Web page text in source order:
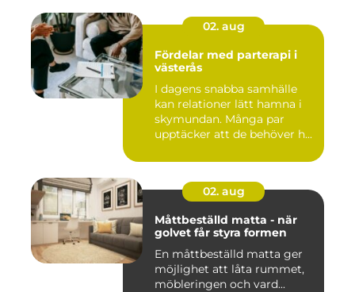
02. aug
Fördelar med parterapi i
västerås
I dagens snabba samhälle
kan relationer lätt hamna i
skymundan. Många par
upptäcker att de behöver h...
02. aug
Måttbeställd matta - när
golvet får styra formen
En måttbeställd matta ger
möjlighet att låta rummet,
möbleringen och vard...